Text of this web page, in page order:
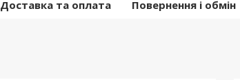
Доставка та оплата Повернення і обмін